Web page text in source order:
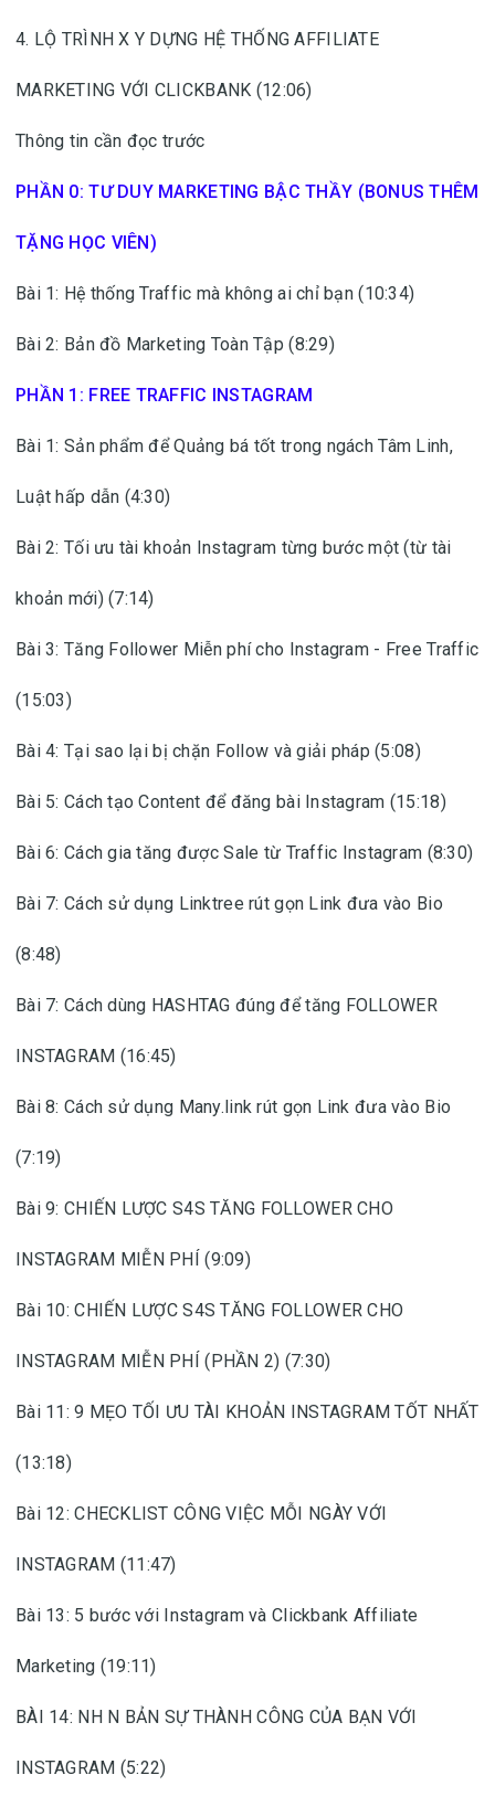
4. LỘ TRÌNH X Y DỰNG HỆ THỐNG AFFILIATE
MARKETING VỚI CLICKBANK (12:06)
Thông tin cần đọc trước
PHẦN 0: TƯ DUY MARKETING BẬC THẦY (BONUS THÊM
TẶNG HỌC VIÊN)
Bài 1: Hệ thống Traffic mà không ai chỉ bạn (10:34)
Bài 2: Bản đồ Marketing Toàn Tập (8:29)
PHẦN 1: FREE TRAFFIC INSTAGRAM
Bài 1: Sản phẩm để Quảng bá tốt trong ngách Tâm Linh,
Luật hấp dẫn (4:30)
Bài 2: Tối ưu tài khoản Instagram từng bước một (từ tài
khoản mới) (7:14)
Bài 3: Tăng Follower Miễn phí cho Instagram - Free Traffic
(15:03)
Bài 4: Tại sao lại bị chặn Follow và giải pháp (5:08)
Bài 5: Cách tạo Content để đăng bài Instagram (15:18)
Bài 6: Cách gia tăng được Sale từ Traffic Instagram (8:30)
Bài 7: Cách sử dụng Linktree rút gọn Link đưa vào Bio
(8:48)
Bài 7: Cách dùng HASHTAG đúng để tăng FOLLOWER
INSTAGRAM (16:45)
Bài 8: Cách sử dụng Many.link rút gọn Link đưa vào Bio
(7:19)
Bài 9: CHIẾN LƯỢC S4S TĂNG FOLLOWER CHO
INSTAGRAM MIỄN PHÍ (9:09)
Bài 10: CHIẾN LƯỢC S4S TĂNG FOLLOWER CHO
INSTAGRAM MIỄN PHÍ (PHẦN 2) (7:30)
Bài 11: 9 MẸO TỐI ƯU TÀI KHOẢN INSTAGRAM TỐT NHẤT
(13:18)
Bài 12: CHECKLIST CÔNG VIỆC MỖI NGÀY VỚI
INSTAGRAM (11:47)
Bài 13: 5 bước với Instagram và Clickbank Affiliate
Marketing (19:11)
BÀI 14: NH N BẢN SỰ THÀNH CÔNG CỦA BẠN VỚI
INSTAGRAM (5:22)